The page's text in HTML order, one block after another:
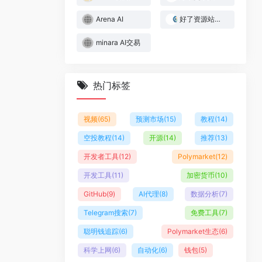
Arena AI 好了资源站｜Web3与AI实战资源库
minara AI交易
热门标签
视频(65) 预测市场(15) 教程(14)
空投教程(14) 开源(14) 推荐(13)
开发者工具(12) Polymarket(12)
开发工具(11) 加密货币(10)
GitHub(9) AI代理(8) 数据分析(7)
Telegram搜索(7) 免费工具(7)
聪明钱追踪(6) Polymarket生态(6)
科学上网(6) 自动化(6) 钱包(5)